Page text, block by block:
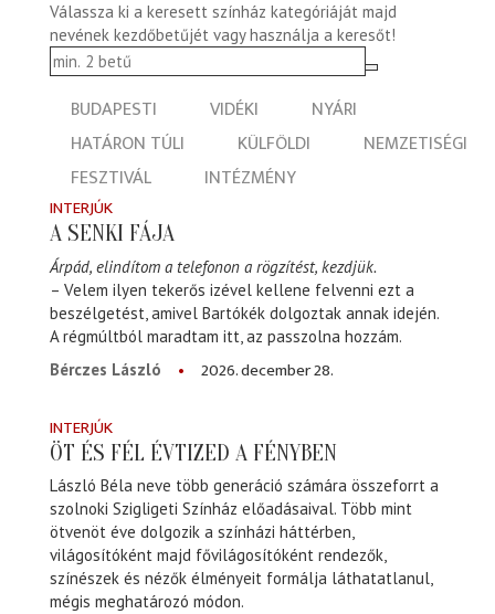
Válassza ki a keresett színház kategóriáját majd
nevének kezdőbetűjét vagy használja a keresőt!
BUDAPESTI VIDÉKI
NYÁRI
HATÁRON TÚLI
KÜLFÖLDI
NEMZETISÉGI
FESZTIVÁL
INTÉZMÉNY
INTERJÚK
A SENKI FÁJA
Árpád, elindítom a telefonon a rögzítést, kezdjük.
– Velem ilyen tekerős izével kellene felvenni ezt a
beszélgetést, amivel Bartókék dolgoztak annak idején.
A régmúltból maradtam itt, az passzolna hozzám.
Bérczes László
2026. december 28.
INTERJÚK
ÖT ÉS FÉL ÉVTIZED A FÉNYBEN
László Béla neve több generáció számára összeforrt a
szolnoki Szigligeti Színház előadásaival. Több mint
ötvenöt éve dolgozik a színházi háttérben,
világosítóként majd fővilágosítóként rendezők,
színészek és nézők élményeit formálja láthatatlanul,
mégis meghatározó módon.